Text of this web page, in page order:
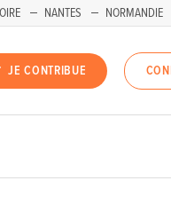
NANTES NORMANDIE
JE CONTRIBUE